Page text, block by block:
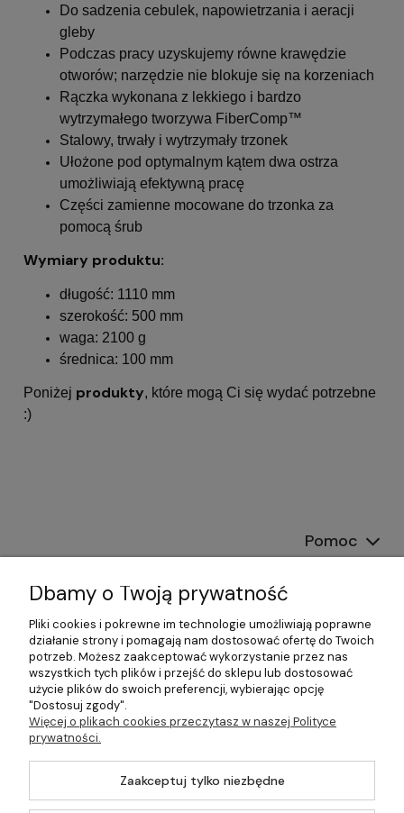
Do sadzenia cebulek, napowietrzania i aeracji
gleby
Podczas pracy uzyskujemy równe krawędzie
otworów; narzędzie nie blokuje się na korzeniach
Rączka wykonana z lekkiego i bardzo
wytrzymałego tworzywa FiberComp™
Stalowy, trwały i wytrzymały trzonek
Ułożone pod optymalnym kątem dwa ostrza
umożliwiają efektywną pracę
Części zamienne mocowane do trzonka za
pomocą śrub
Wymiary produktu:
długość: 1110 mm
szerokość: 500 mm
waga: 2100 g
średnica: 100 mm
Poniżej produkty, które mogą Ci się wydać potrzebne
:)
Pomoc
Moje konto
Gwarancja i zwroty
O firmie
©2026 Wszelkie Prawa Zastrzeżone | DOM-OGRÓD-HOBBY.PL
Dbamy o Twoją prywatność
Pliki cookies i pokrewne im technologie umożliwiają poprawne
działanie strony i pomagają nam dostosować ofertę do Twoich
potrzeb. Możesz zaakceptować wykorzystanie przez nas
wszystkich tych plików i przejść do sklepu lub dostosować
użycie plików do swoich preferencji, wybierając opcję
"Dostosuj zgody".
Więcej o plikach cookies przeczytasz w naszej Polityce
prywatności.
Zaakceptuj tylko niezbędne